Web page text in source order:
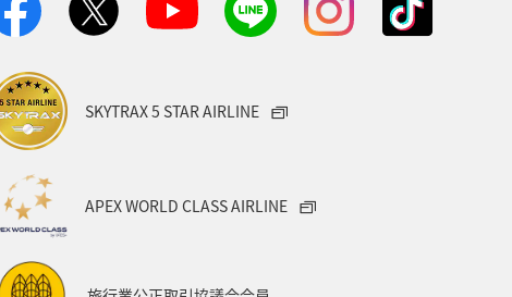
SKYTRAX 5 STAR AIRLINE
APEX WORLD CLASS AIRLINE